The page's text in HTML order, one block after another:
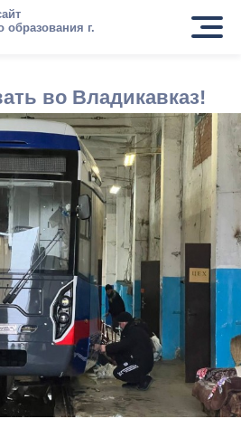
образования г.
во Владикавказ!